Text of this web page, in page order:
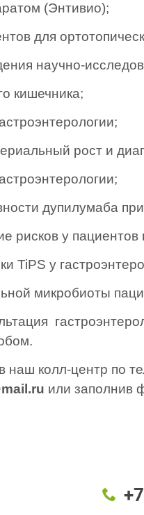
(Энтивио);
для
научно-
кишечника;
рост и
дупилумаба
рисков у
TiPS у
микробиоты
наш колл-центр по
или заполнив